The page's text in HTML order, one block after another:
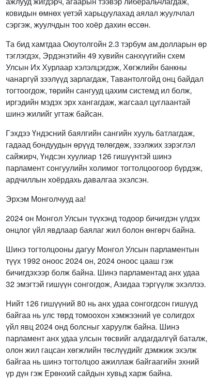
ковидын өмнөх үетэй харьцуулахад аялал жуулчлал
сэргэж, жуулчдын тоо хоёр дахин өссөн.
Та бид хамтдаа Оюутолгойн 2.3 тэрбум ам.долларын өр
тэглэгдэх, Эрдэнэтийн 49 хувийн санхүүгийн схем
Улсын Их Хурлаар хэлэлцэгдэж, Хөгжлийн банкны
чанаргүй зээлүүд зарлагдаж, Тавантолгойд онц байдал
тогтоогдож, төрийн сангууд цахим системд ил болж,
иргэдийн мэдэх эрх хангагдаж, жагсаал цуглаантай
шинэ жилийг угтаж байсан.
Гэхдээ Үндэсний баялгийн сангийн хууль батлагдаж,
гадаад бондуудын өрүүд төлөгдөж, зээлжих зэрэглэл
сайжирч, Үндсэн хуулиар 126 гишүүнтэй шинэ
парламент сонгуулийн холимог тогтолцоогоор бүрдэж,
ардчиллын хоёрдахь давалгаа эхэлсэн.
Эрхэм Монголчууд аа!
2024 он Монгол Улсын түүхэнд тодоор бичигдэн үлдэх
онцлог үйл явдлаар баялаг жил болон өнгөрч байна.
Шинэ тогтолцооны дагуу Монгол Улсын парламентын
түүх 1992 оноос 2024 он, 2024 оноос цааш гэж
бичигдэхээр болж байна. Шинэ парламентад анх удаа
32 эмэгтэй гишүүн сонгогдож, Азидаа тэргүүлж эхэллээ.
Нийт 126 гишүүний 80 нь анх удаа сонгогдсон гишүүд
байгаа нь улс төрд томоохон хэмжээний үе солигдох
үйл явц 2024 онд болсныг харуулж байна. Шинэ
парламент анх удаа улсын төсвийг алдагдалгүй баталж,
олон жил гацсан хөгжлийн төслүүдийг дэмжиж эхэлж
байгаа нь шинэ тогтолцоо ажиллаж байгаагийн эхний
үр дүн гэж Ерөнхий сайдын хувьд харж байна.